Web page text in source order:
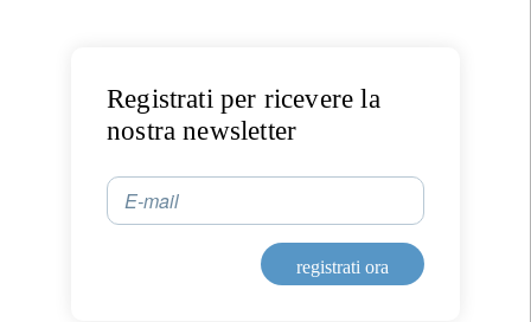
Registrati per ricevere la
nostra newsletter
E-mail
registrati ora